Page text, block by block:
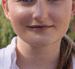
processo, lo
Cronaca 3 Agosto
Scomparso
Fiorentino
Levane nel